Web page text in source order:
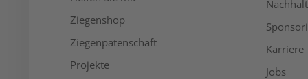
Ziegenshop
Ziegenpatenschaft
Projekte
Karriere
Jobs